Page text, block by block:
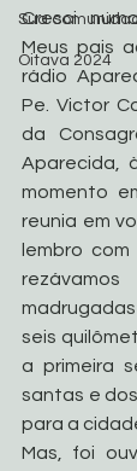
Sua
Oitava 2024
Cresci
Meus pais
rádio
Pe. Victor
da
Aparecida,
momento
reunia em
lembro
seis
a primeira
santas e
para a
Mas, foi